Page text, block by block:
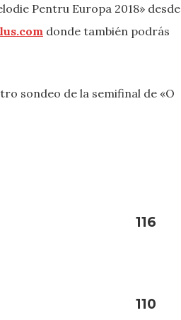
Pentru Europa 2018» desde
donde también podrás
sondeo de la semifinal de «O
116
110